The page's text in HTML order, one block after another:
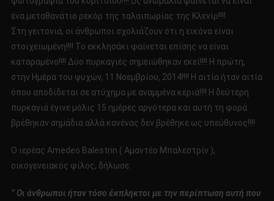
ένα μεταθανάτιο ρεκόρ της ταλαιπωρίας της Κλενίρ!!!!
Στη γειτονιά, οι άνθρωποι σχολιάζουν ότι η εικόνα είναι
στοιχειωμένη!!!! Το εκκλησάκι φαίνεται επίσης να είναι
καταραμένο!!!! Δύο πυρκαγιές σημειώθηκαν εκεί!!!! Η πρώτη,
στην Ημέρα του ψυχών, 11 Νοεμβρίου, 2014!!!! Η αιτία ήταν αιτία
όπου αποδίδεται σε ατύχημα με αναμμένα κεριά!!!! Η δεύτερη
πυρκαγιά έγινε μόλις 15 ημέρες αργότερα και αυτή τη φορά
βρέθηκαν σημάδια αλλά κανένας δεν βρέθηκε ως υπεύθυνος!!!!
Ο ιερέας Amedeo Balestrin ( Αμαντέο Μπαλεστρίν ),
οικογενειακός φίλος, δήλωσε:
” Οι άνθρωποι ήταν τόσο έκπληκτοι με την περίπτωση αυτή που